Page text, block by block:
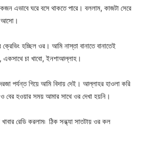
এভাবে ঘরে বসে থাকতে পারে। বললাম, কাজটা সেরে
আসো।
ক্রেভিং হচ্ছিল ওর। আমি নাস্তা বানাতে বানাতেই
একসাথে চা খাবো, ইনশাআল্লাহ।
পর্যন্ত গিয়ে আমি বিদায় দেই। আল্লাহর হাওলা করি
বের হওয়ার সময় আমার সাথে ওর দেখা হয়নি।
রেডি করলাম৷ ঠিক সন্ধ্যা সাতটায় ওর কল